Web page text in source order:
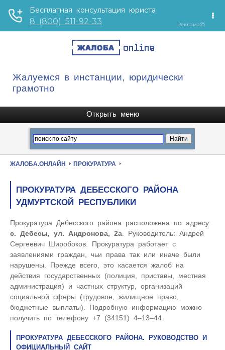
Жалуемся в инстанции, юридически
грамотно
ЖАЛОБА.ОНЛАЙН ПРОКУРАТУРА
ПРОКУРАТУРА ДЕБЕССКОГО РАЙОНА
УДМУРТСКОЙ РЕСПУБЛИКИ
Прокуратура Дебесского района расположена по адресу:
с. Дебесы, ул. Андронова, 2а . Руководитель: Андрей
Сергеевич Широбоков. Прокуратура работает с
заявлениями граждан, чьи права так или иначе были
нарушены. Прежде всего, это касается жалоб на
действия государственных (полиция, приставы, местная
администрация) и частных структур, организаций
социальной сферы (трудовое, жилищное право,
бюджетные выплаты). Подробную информацию можно
получить по телефону +7 (34151) 4–13–44.
ПРОКУРАТУРА ДЕБЕССКОГО РАЙОНА. РУКОВОДСТВО И
ОФИЦИАЛЬНЫЙ САЙТ